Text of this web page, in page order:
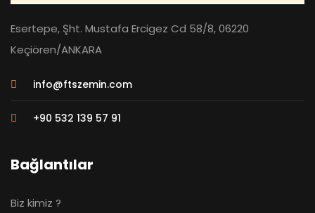
Esertepe, Şht. Mustafa Ercigez Cd 58/8, 06220
Keçiören/ANKARA
info@ftszemin.com
+90 532 139 57 91
Bağlantılar
Biz kimiz ?